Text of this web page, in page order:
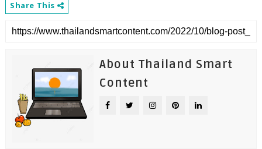
Share This
About Thailand Smart
Content